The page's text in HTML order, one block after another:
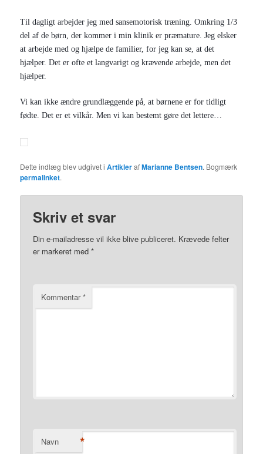
Til dagligt arbejder jeg med sansemotorisk træning. Omkring 1/3
del af de børn, der kommer i min klinik er præmature. Jeg elsker
at arbejde med og hjælpe de familier, for jeg kan se, at det
hjælper. Det er ofte et langvarigt og krævende arbejde, men det
hjælper.
Vi kan ikke ændre grundlæggende på, at børnene er for tidligt
fødte. Det er et vilkår. Men vi kan bestemt gøre det lettere…
Dette indlæg blev udgivet iArtiklerafMarianne Bentsen. Bogmærk
permalinket.
Skriv et svar
Din e-mailadresse vil ikke blive publiceret. Krævede felter
er markeret med*
Kommentar*
Navn *